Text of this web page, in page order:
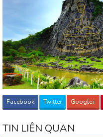
Facebook Twitter Google+
TIN LIÊN QUAN